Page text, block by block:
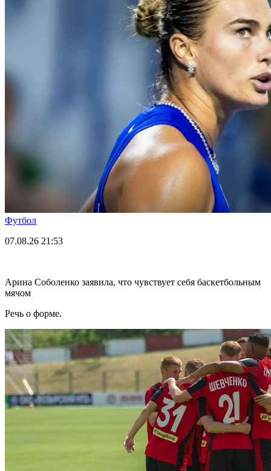
Футбол
07.08.26 21:53
Арина Соболенко заявила, что чувствует себя баскетбольным
мячом
Речь о форме.